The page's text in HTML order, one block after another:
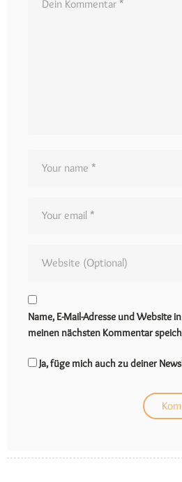
Name, E-Mail-Adresse und Website
meinen nächsten Kommentar
Ja, füge mich auch zu deiner